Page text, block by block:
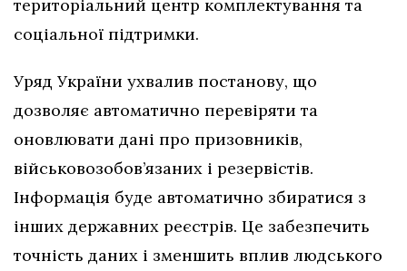
територіальний центр комплектування та
соціальної підтримки.
Уряд України ухвалив постанову, що
дозволяє автоматично перевіряти та
оновлювати дані про призовників,
військовозобов’язаних і резервістів.
Інформація буде автоматично збиратися з
інших державних реєстрів. Це забезпечить
точність даних і зменшить вплив людського